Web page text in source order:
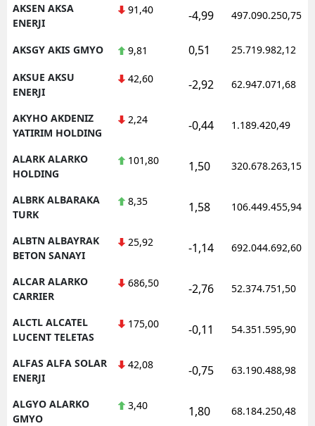
AKSEN AKSA
ENERJI
91,40 -4,99 497.090.250,75
AKSGY AKIS GMYO 9,81 0,51 25.719.982,12
AKSUE AKSU
ENERJI
42,60 -2,92 62.947.071,68
AKYHO AKDENIZ
YATIRIM HOLDING
2,24 -0,44 1.189.420,49
ALARK ALARKO
HOLDING
101,80 1,50 320.678.263,15
ALBRK ALBARAKA
TURK
8,35 1,58 106.449.455,94
ALBTN ALBAYRAK
BETON SANAYI
25,92 -1,14 692.044.692,60
ALCAR ALARKO
CARRIER
686,50 -2,76 52.374.751,50
ALCTL ALCATEL
LUCENT TELETAS
175,00 -0,11 54.351.595,90
ALFAS ALFA SOLAR
ENERJI
42,08 -0,75 63.190.488,98
ALGYO ALARKO
GMYO
3,40 1,80 68.184.250,48